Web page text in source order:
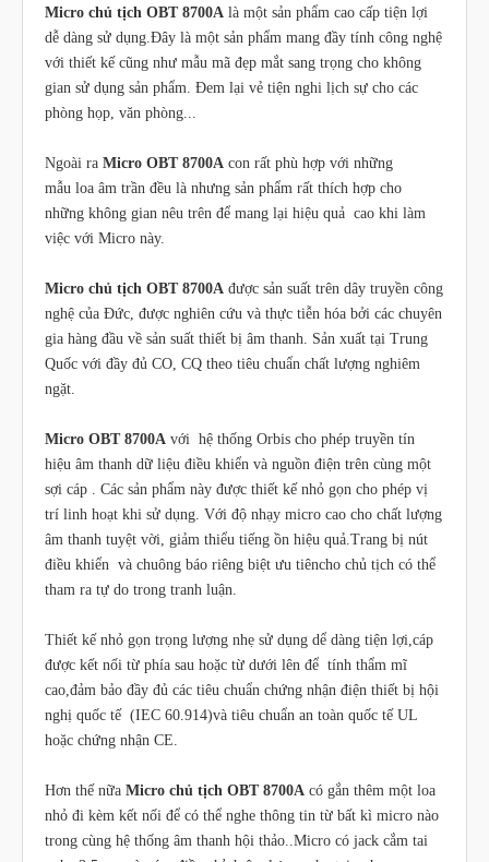
Micro chủ tịch OBT 8700A là một sản phẩm cao cấp tiện lợi
dễ dàng sử dụng.Đây là một sản phẩm mang đầy tính công nghệ
với thiết kế cũng như mẫu mã đẹp mắt sang trọng cho không
gian sử dụng sản phẩm. Đem lại vẻ tiện nghi lịch sự cho các
phòng họp, văn phòng...
Ngoài ra Micro OBT 8700A con rất phù hợp với những
mẫu loa âm trần đều là nhưng sản phẩm rất thích hợp cho
những không gian nêu trên để mang lại hiệu quả cao khi làm
việc với Micro này.
Micro chủ tịch OBT 8700A được sản suất trên dây truyền công
nghệ của Đức, được nghiên cứu và thực tiễn hóa bởi các chuyên
gia hàng đầu về sản suất thiết bị âm thanh. Sản xuất tại Trung
Quốc với đầy đủ CO, CQ theo tiêu chuẩn chất lượng nghiêm
ngặt.
Micro OBT 8700A với hệ thống Orbis cho phép truyền tín
hiệu âm thanh dữ liệu điều khiển và nguồn điện trên cùng một
sợi cáp . Các sản phẩm này được thiết kế nhỏ gọn cho phép vị
trí linh hoạt khi sử dụng. Với độ nhạy micro cao cho chất lượng
âm thanh tuyệt vời, giảm thiểu tiếng ồn hiệu quả.Trang bị nút
điều khiển và chuông báo riêng biệt ưu tiêncho chủ tịch có thể
tham ra tự do trong tranh luận.
Thiết kế nhỏ gọn trọng lượng nhẹ sử dụng dể dàng tiện lợi,cáp
được kết nối từ phía sau hoặc từ dưới lên để tính thẩm mĩ
cao,đảm bảo đầy đủ các tiêu chuẩn chứng nhận điện thiết bị hội
nghị quốc tế (IEC 60.914)và tiêu chuẩn an toàn quốc tế UL
hoặc chứng nhận CE.
Hơn thế nữa Micro chủ tịch OBT 8700A có gắn thêm một loa
nhỏ đi kèm kết nối để có thể nghe thông tin từ bất kì micro nào
trong cùng hệ thống âm thanh hội thảo..Micro có jack cắm tai